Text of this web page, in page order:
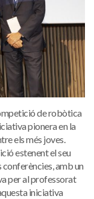
de robòtica
pionera en la
els més joves.
estenent el seu
conferències, amb un
per al professorat
iniciativa